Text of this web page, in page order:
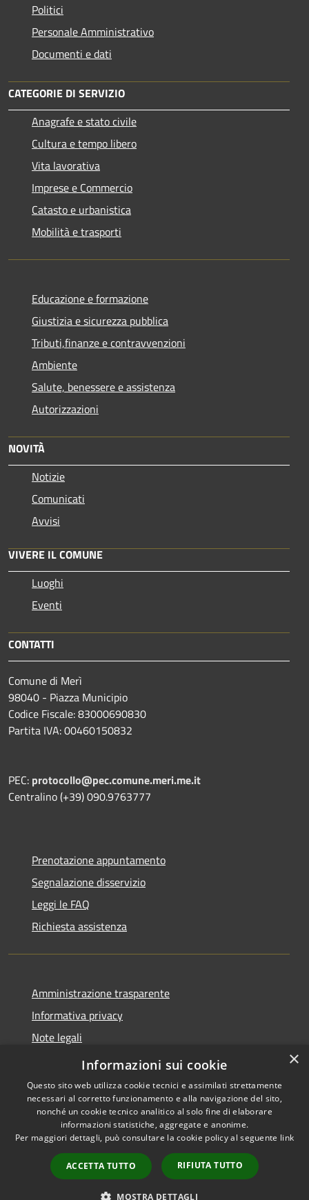
Politici
Personale Amministrativo
Documenti e dati
CATEGORIE DI SERVIZIO
Anagrafe e stato civile
Cultura e tempo libero
Vita lavorativa
Imprese e Commercio
Catasto e urbanistica
Mobilità e trasporti
Educazione e formazione
Giustizia e sicurezza pubblica
Tributi,finanze e contravvenzioni
Ambiente
Salute, benessere e assistenza
Autorizzazioni
NOVITÀ
Notizie
Comunicati
Avvisi
VIVERE IL COMUNE
Luoghi
Eventi
CONTATTI
Comune di Merì
98040 - Piazza Municipio
Codice Fiscale: 83000690830
Partita IVA: 00460150832
PEC: protocollo@pec.comune.meri.me.it
Centralino (+39) 090.9763777
Prenotazione appuntamento
Segnalazione disservizio
Leggi le FAQ
Richiesta assistenza
Amministrazione trasparente
Informativa privacy
Note legali
Dichiarazione di accessibilità
Accessibilità
Copyright © 2026 • Comune di
Merì • Powered by
Municipium•
Accesso
redazione
×
Informazioni sui cookie
Questo sito web utilizza cookie tecnici e assimilati strettamente
necessari al corretto funzionamento e alla navigazione del sito,
nonché un cookie tecnico analitico al solo fine di elaborare
informazioni statistiche, aggregate e anonime.
Per maggiori dettagli, può consultare la cookie policy al seguente link
ACCETTA TUTTO RIFIUTA TUTTO
MOSTRA DETTAGLI